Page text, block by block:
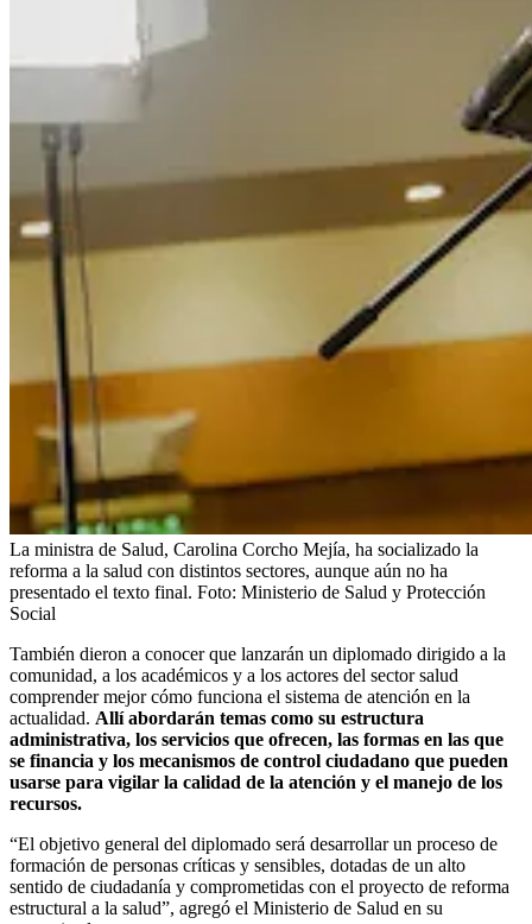
La ministra de Salud, Carolina Corcho Mejía, ha socializado la
reforma a la salud con distintos sectores, aunque aún no ha
presentado el texto final. Foto: Ministerio de Salud y Protección
Social
También dieron a conocer que lanzarán un diplomado dirigido a la
comunidad, a los académicos y a los actores del sector salud
comprender mejor cómo funciona el sistema de atención en la
actualidad. Allí abordarán temas como su estructura
administrativa, los servicios que ofrecen, las formas en las que
se financia y los mecanismos de control ciudadano que pueden
usarse para vigilar la calidad de la atención y el manejo de los
recursos.
“El objetivo general del diplomado será desarrollar un proceso de
formación de personas críticas y sensibles, dotadas de un alto
sentido de ciudadanía y comprometidas con el proyecto de reforma
estructural a la salud”, agregó el Ministerio de Salud en su